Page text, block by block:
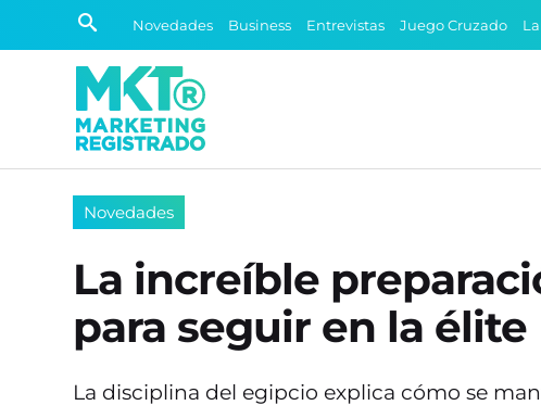
Novedades Business Entrevistas Juego Cruzado
Novedades
La increíble
para seguir en la élite
La disciplina del egipcio explica cómo se